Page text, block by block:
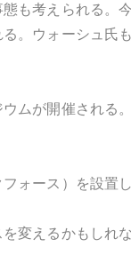
も考えられる。
。ウォーシュ氏
ムが開催される
ォース）を設置
変えるかもしれな